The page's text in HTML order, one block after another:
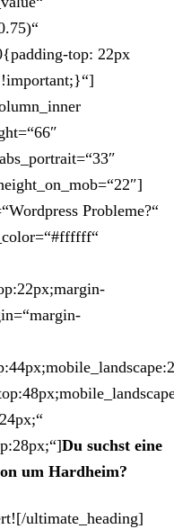
top: 22px
Probleme?“
Du suchst eine
um Hardheim?
ultimate_heading]